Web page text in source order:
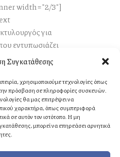
Συγκατάθεσης
χρησιμοποιούμε τεχνολογίες όπως
πρόσβαση σε πληροφορίες συσκευών.
θα μας επιτρέψει να
χαρακτήρα, όπως συμπεριφορά
σε αυτόν τον ιστότοπο. Η μη
μπορεί να επηρεάσει αρνητικά
width="2/3"]
για
εντυπωσιάζει
με...
2 3